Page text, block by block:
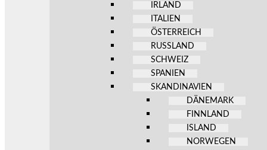
IRLAND
ITALIEN
ÖSTERREICH
RUSSLAND
SCHWEIZ
SPANIEN
SKANDINAVIEN
DÄNEMARK
FINNLAND
ISLAND
NORWEGEN